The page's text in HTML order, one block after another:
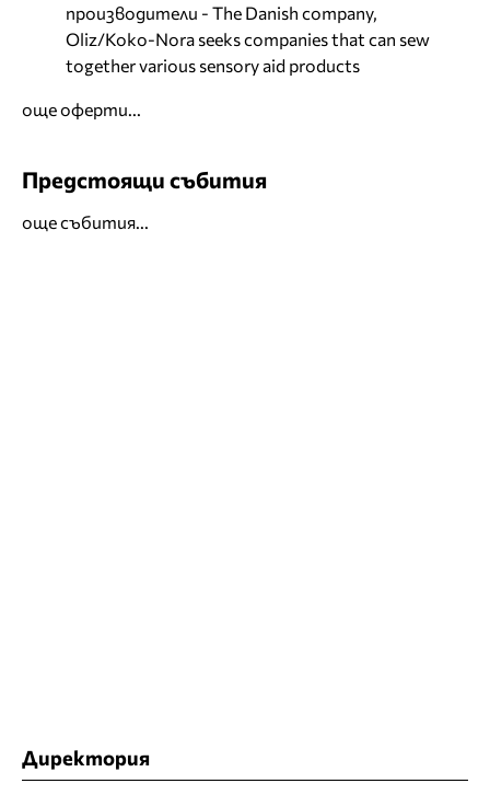
производители - The Danish company,
Oliz/Koko-Nora seeks companies that can sew
together various sensory aid products
още оферти...
Предстоящи събития
още събития...
Директория